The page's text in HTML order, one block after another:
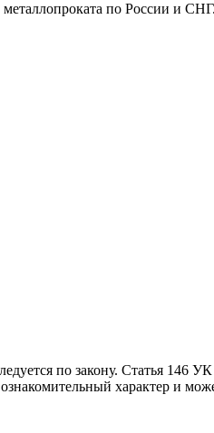
по России и СНГ.
по закону. Статья 146
характер и